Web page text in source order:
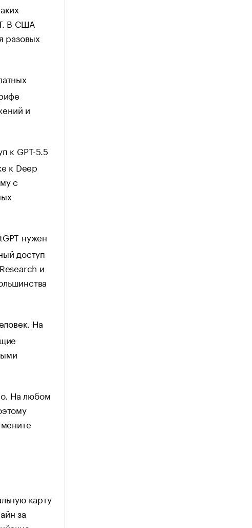
В США
разовых
и
к GPT-5.5
к Deep
с
нужен
доступ
и
На
На любом
карту
за